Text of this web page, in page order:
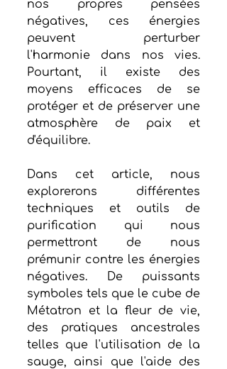
nos propres pensées
négatives, ces énergies
peuvent perturber
l'harmonie dans nos vies.
Pourtant, il existe des
moyens efficaces de se
protéger et de préserver une
atmosphère de paix et
d'équilibre.
Dans cet article, nous
explorerons différentes
techniques et outils de
purification qui nous
permettront de nous
prémunir contre les énergies
négatives. De puissants
symboles tels que le cube de
Métatron et la fleur de vie,
des pratiques ancestrales
telles que l'utilisation de la
sauge, ainsi que l'aide des